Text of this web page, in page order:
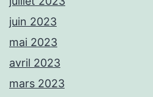
juin 2023
mai 2023
avril 2023
mars 2023